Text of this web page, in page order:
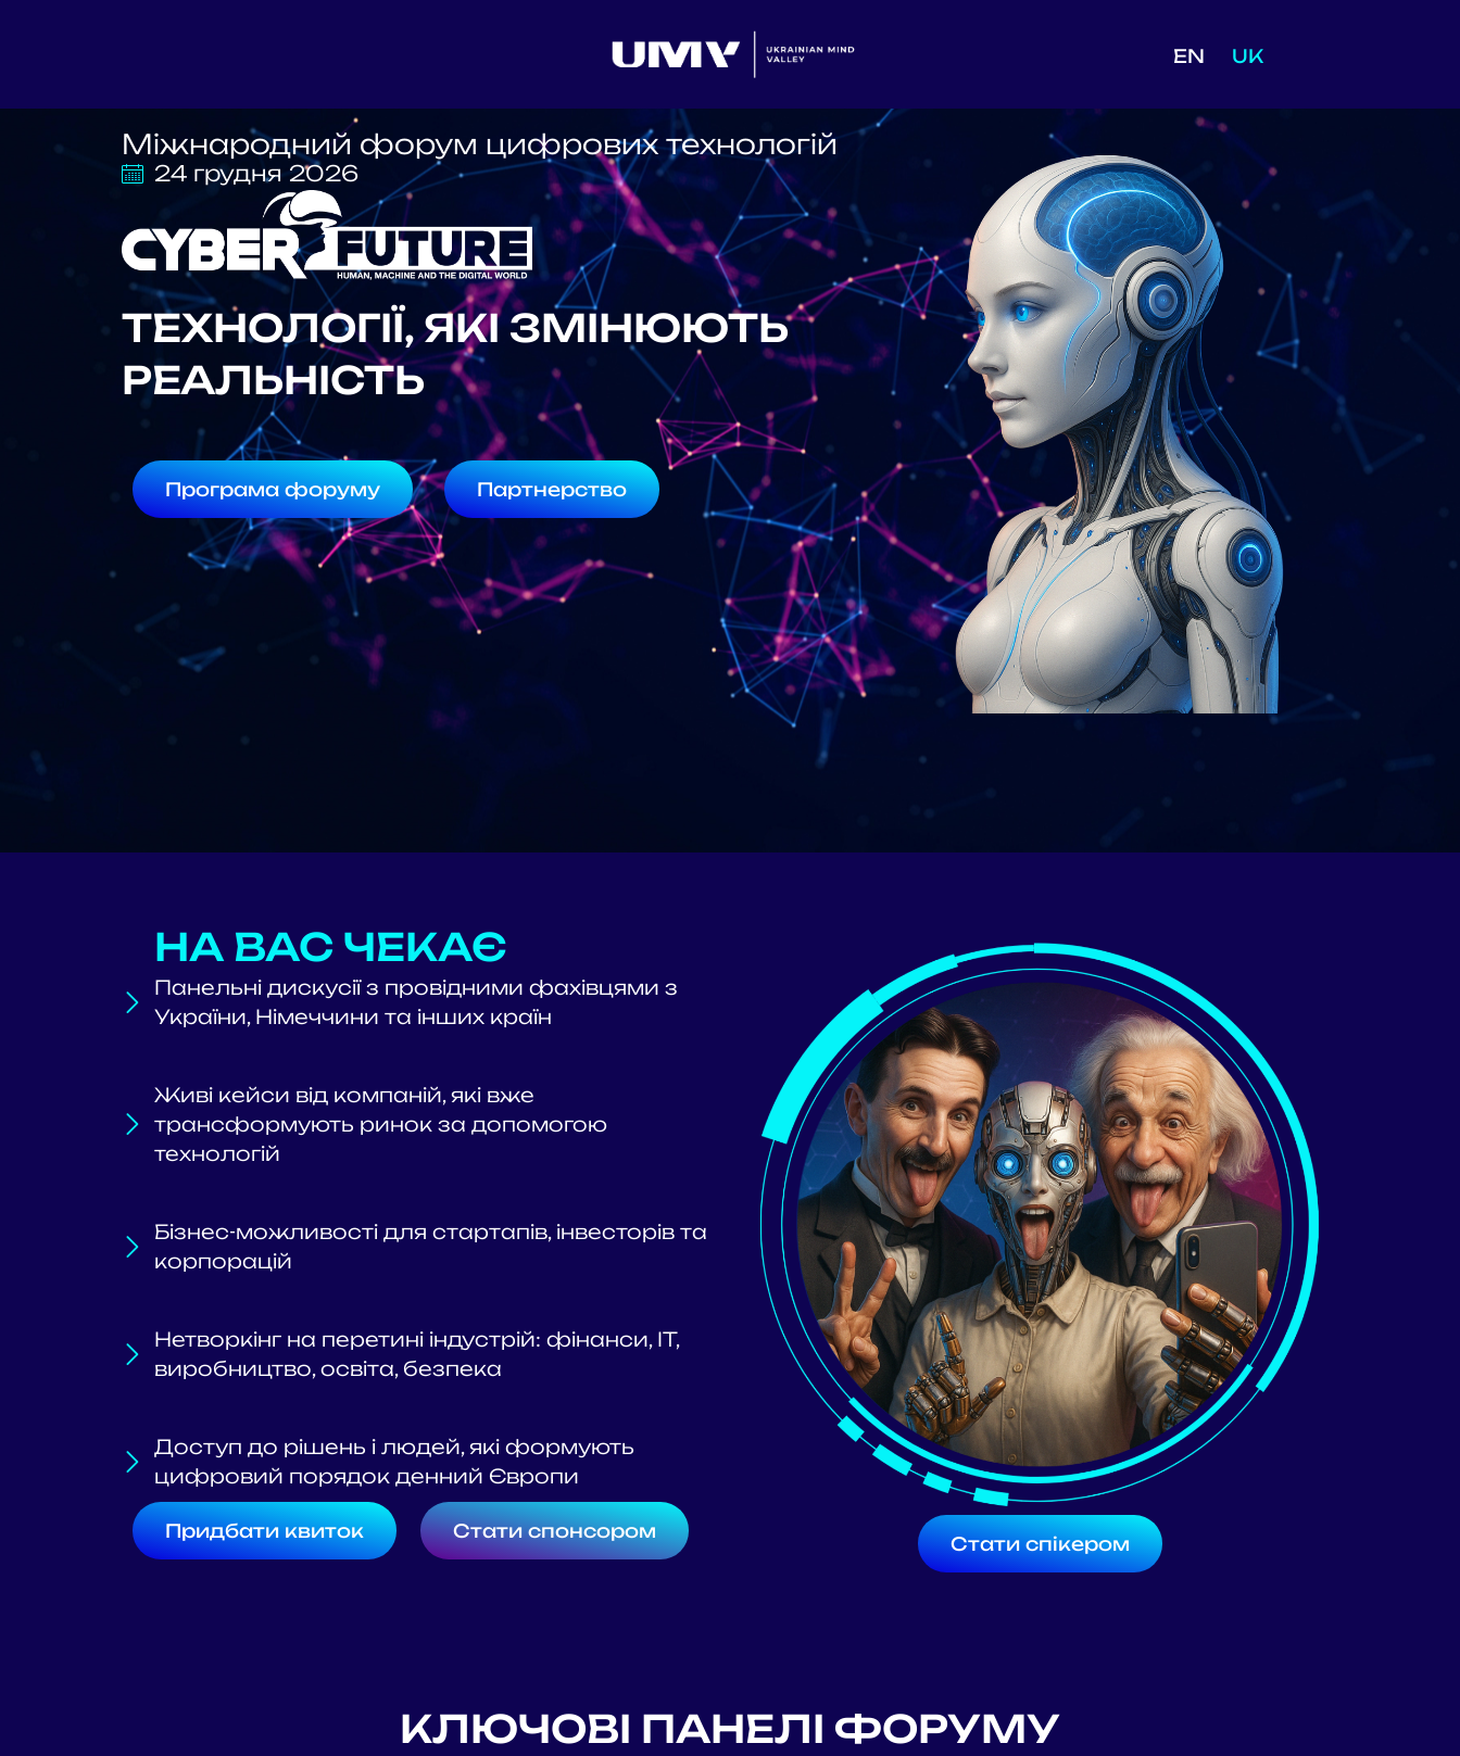
EN UK
Міжнародний форум цифрових технологій
24 грудня 2026
ТЕХНОЛОГІЇ, ЯКІ ЗМІНЮЮТЬ
РЕАЛЬНІСТЬ
Програма форуму Партнерство
НА ВАС ЧЕКАЄ
Панельні дискусії з провідними фахівцями з
України, Німеччини та інших країн
Живі кейси від компаній, які вже
трансформують ринок за допомогою
технологій
Бізнес-можливості для стартапів, інвесторів та
корпорацій
Нетворкінг на перетині індустрій: фінанси, IT,
виробництво, освіта, безпека
Доступ до рішень і людей, які формують
цифровий порядок денний Європи
Придбати квиток Стати спонсором
Стати спікером
КЛЮЧОВІ ПАНЕЛІ ФОРУМУ